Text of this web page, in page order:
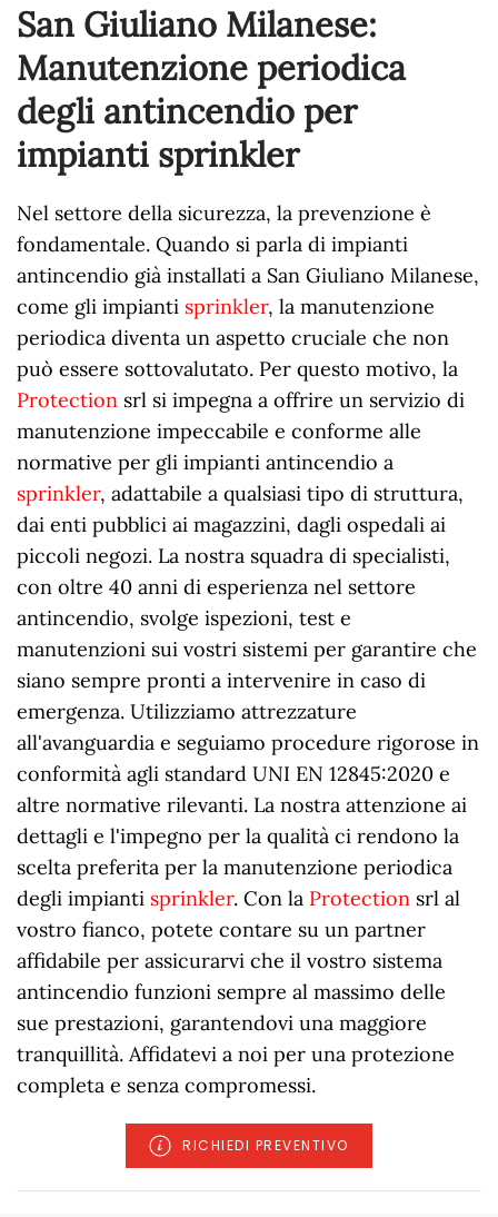
San Giuliano Milanese:
Manutenzione periodica
degli antincendio per
impianti sprinkler
Nel settore della sicurezza, la prevenzione è
fondamentale. Quando si parla di impianti
antincendio già installati a San Giuliano Milanese,
come gli impianti sprinkler, la manutenzione
periodica diventa un aspetto cruciale che non
può essere sottovalutato. Per questo motivo, la
Protection srl si impegna a offrire un servizio di
manutenzione impeccabile e conforme alle
normative per gli impianti antincendio a
sprinkler, adattabile a qualsiasi tipo di struttura,
dai enti pubblici ai magazzini, dagli ospedali ai
piccoli negozi. La nostra squadra di specialisti,
con oltre 40 anni di esperienza nel settore
antincendio, svolge ispezioni, test e
manutenzioni sui vostri sistemi per garantire che
siano sempre pronti a intervenire in caso di
emergenza. Utilizziamo attrezzature
all'avanguardia e seguiamo procedure rigorose in
conformità agli standard UNI EN 12845:2020 e
altre normative rilevanti. La nostra attenzione ai
dettagli e l'impegno per la qualità ci rendono la
scelta preferita per la manutenzione periodica
degli impianti sprinkler. Con la Protection srl al
vostro fianco, potete contare su un partner
affidabile per assicurarvi che il vostro sistema
antincendio funzioni sempre al massimo delle
sue prestazioni, garantendovi una maggiore
tranquillità. Affidatevi a noi per una protezione
completa e senza compromessi.
RICHIEDI PREVENTIVO